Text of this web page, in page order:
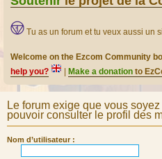
Tu as un forum et tu veux aussi un
Welcome on the Ezcom Community
help you?
Make a donation to
Le forum exige que vous
pouvoir consulter le profil des
Nom d’utilisateur :